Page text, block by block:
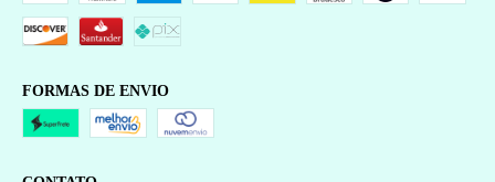
FORMAS DE ENVIO